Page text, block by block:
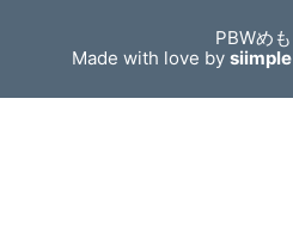
PBWめも
Made with love bysiimple